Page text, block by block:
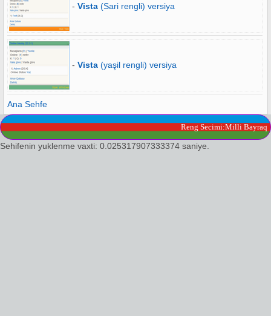
- Vista (Sari rengli) versiya
- Vista (yaşil rengli) versiya
Ana Sehfe
Reng Secimi:Milli Bayraq
Sehifenin yuklenme vaxti: 0.025317907333374 saniye.